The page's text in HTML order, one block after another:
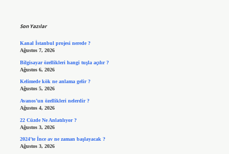
Son Yazılar
Kanal İstanbul projesi nerede ?
Ağustos 7, 2026
Bilgisayar özellikleri hangi tuşla açılır ?
Ağustos 6, 2026
Kelimede kök ne anlama gelir ?
Ağustos 5, 2026
Avanos’un özellikleri nelerdir ?
Ağustos 4, 2026
22 Cüzde Ne Anlatılıyor ?
Ağustos 3, 2026
2024’te İnce av ne zaman başlayacak ?
Ağustos 3, 2026